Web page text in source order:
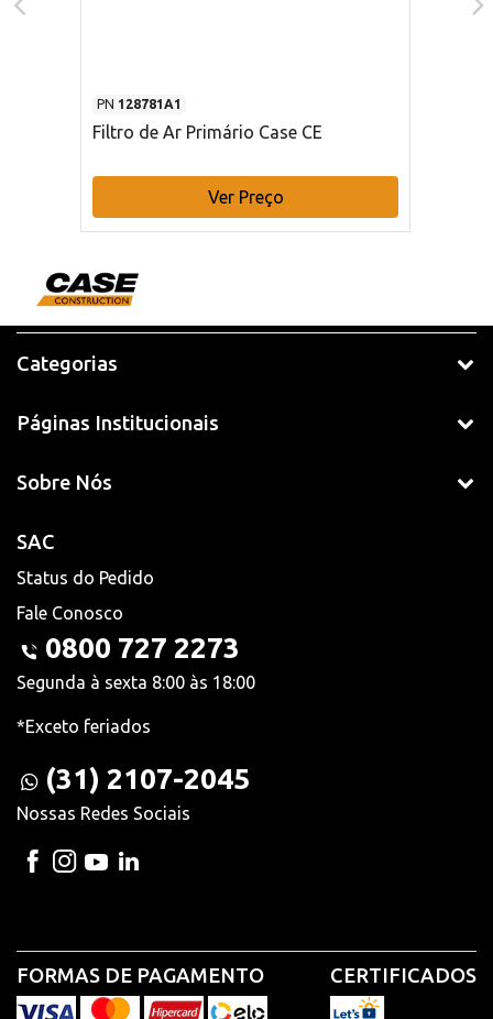
PN 128781A1
Filtro de Ar Primário Case CE
Ver Preço
Categorias
Páginas Institucionais
Sobre Nós
SAC
Status do Pedido
Fale Conosco
0800 727 2273
Segunda à sexta 8:00 às 18:00
*Exceto feriados
(31) 2107-2045
Nossas Redes Sociais
FORMAS DE PAGAMENTO CERTIFICADOS